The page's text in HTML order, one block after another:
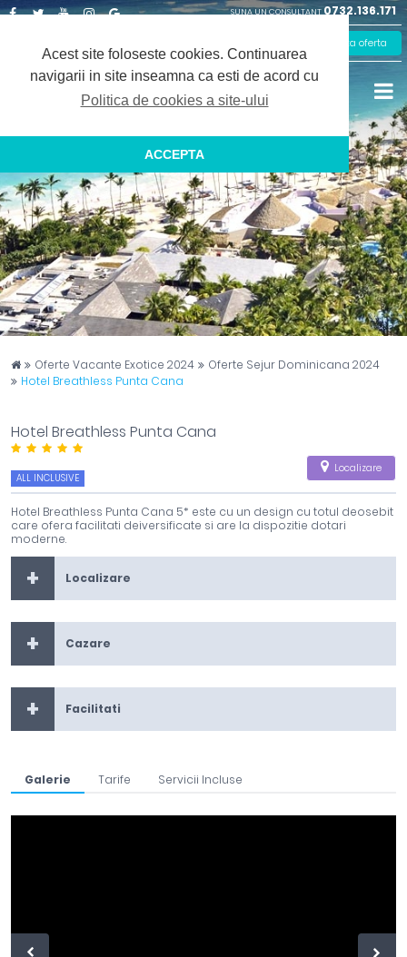
Acest site foloseste cookies. Continuarea
navigarii in site inseamna ca esti de acord cu
Politica de cookies a site-ului
ACCEPTA
Captain Travel
Oferte Vacante Exotice 2024
Oferte Sejur Dominicana 2024
Hotel Breathless Punta Cana
Hotel Breathless Punta Cana
ALL INCLUSIVE
Localizare
Hotel Breathless Punta Cana 5* este cu un design cu totul deosebit
care ofera facilitati deiversificate si are la dispozitie dotari
moderne.
Localizare
Cazare
Facilitati
Galerie Tarife Servicii Incluse
SUNA UN CONSULTANT 0732.136.171
Plus
Solicita oferta